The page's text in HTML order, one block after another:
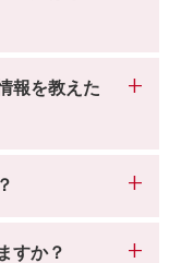
報を教えた
すか？